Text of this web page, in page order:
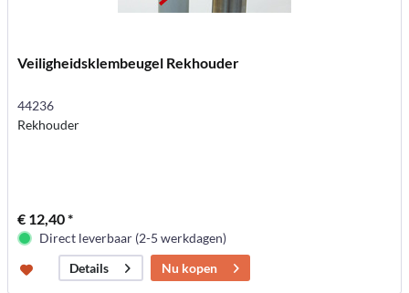
Veiligheidsklembeugel Rekhouder
44236
Rekhouder
€ 12,40 *
Direct leverbaar (2-5 werkdagen)
Details
Nu kopen